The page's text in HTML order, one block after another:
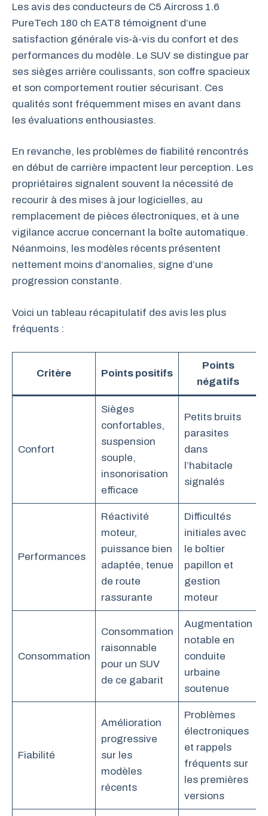
Les avis des conducteurs de C5 Aircross 1.6
PureTech 180 ch EAT8 témoignent d’une
satisfaction générale vis-à-vis du confort et des
performances du modèle. Le SUV se distingue par
ses sièges arrière coulissants, son coffre spacieux
et son comportement routier sécurisant. Ces
qualités sont fréquemment mises en avant dans
les évaluations enthousiastes.
En revanche, les problèmes de fiabilité rencontrés
en début de carrière impactent leur perception. Les
propriétaires signalent souvent la nécessité de
recourir à des mises à jour logicielles, au
remplacement de pièces électroniques, et à une
vigilance accrue concernant la boîte automatique.
Néanmoins, les modèles récents présentent
nettement moins d’anomalies, signe d’une
progression constante.
Voici un tableau récapitulatif des avis les plus
fréquents :
Critère Points positifs
Points
négatifs
Confort
Sièges
confortables,
suspension
souple,
insonorisation
efficace
Petits bruits
parasites
dans
l’habitacle
signalés
Performances
Réactivité
moteur,
puissance bien
adaptée, tenue
de route
rassurante
Difficultés
initiales avec
le boîtier
papillon et
gestion
moteur
Consommation
Consommation
raisonnable
pour un SUV
de ce gabarit
Augmentation
notable en
conduite
urbaine
soutenue
Fiabilité
Amélioration
progressive
sur les
modèles
récents
Problèmes
électroniques
et rappels
fréquents sur
les premières
versions